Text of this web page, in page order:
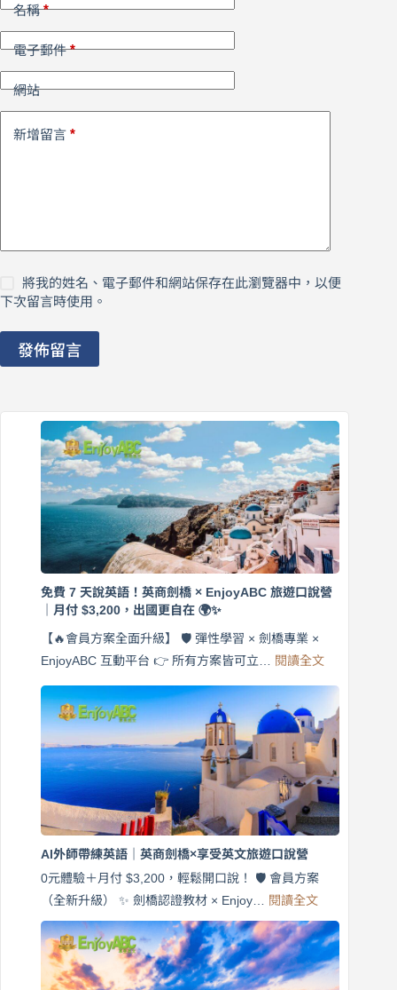
名稱*
電子郵件*
網站
新增留言 *
將我的姓名、電子郵件和網站保存在此瀏覽器中，以便
下次留言時使用。
發佈留言
免費 7 天說英語！英商劍橋 × EnjoyABC 旅遊口說營
｜月付 $3,200，出國更自在 🌍✨
【🔥會員方案全面升級】 🛡️ 彈性學習 × 劍橋專業 ×
EnjoyABC 互動平台 👉 所有方案皆可立… 閱讀全文:
天
說
英
語！
英
商
劍
口
說
營
AI外師帶練英語｜英商劍橋×享受英文旅遊口說營
0元體驗＋月付 $3,200，輕鬆開口說！ 🛡️ 會員方案
（全新升級） ✨ 劍橋認證教材 × Enjoy… 閱讀全文:
外
師
帶